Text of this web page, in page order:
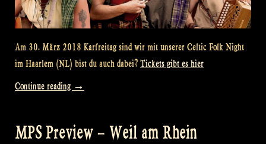
Am 30. März 2018 Karfreitag sind wir mit unserer Celtic Folk Night
im Haarlem (NL) bist du auch dabei? Tickets gibt es hier
Continue reading „Good
Haarlem“
→
MPS Preview – Weil am Rhein